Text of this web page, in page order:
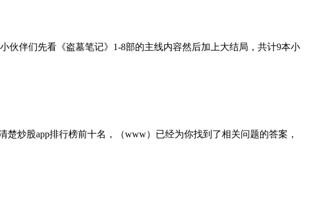
伴们先看《盗墓笔记》1-8部的主线内容然后加上大结局，共计9本小
炒股app排行榜前十名，（www）已经为你找到了相关问题的答案，